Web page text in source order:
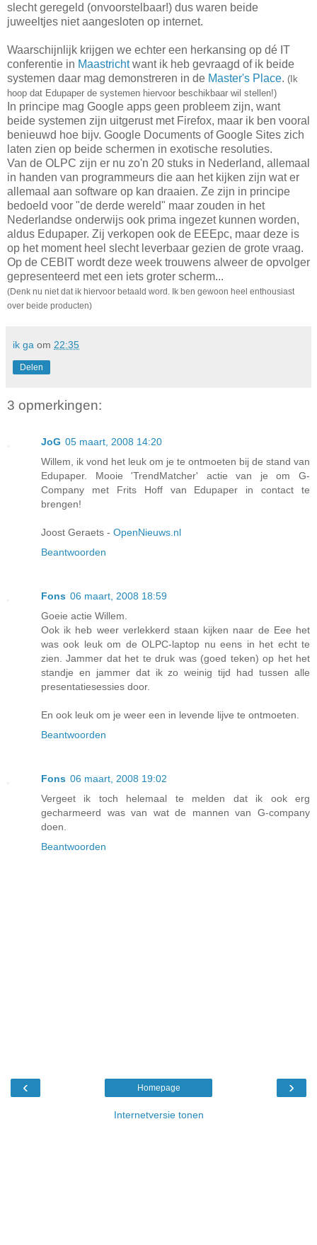
slecht geregeld (onvoorstelbaar!) dus waren beide
juweeltjes niet aangesloten op internet.
Waarschijnlijk krijgen we echter een herkansing op dé IT
conferentie in Maastrichtwant ik heb gevraagd of ik beide
systemen daar mag demonstreren in de Master's Place. (Ik
hoop dat Edupaper de systemen hiervoor beschikbaar wil stellen!)
In principe mag Google apps geen probleem zijn, want
beide systemen zijn uitgerust met Firefox, maar ik ben vooral
benieuwd hoe bijv. Google Documents of Google Sites zich
laten zien op beide schermen in exotische resoluties.
Van de OLPC zijn er nu zo'n 20 stuks in Nederland, allemaal
in handen van programmeurs die aan het kijken zijn wat er
allemaal aan software op kan draaien. Ze zijn in principe
bedoeld voor "de derde wereld" maar zouden in het
Nederlandse onderwijs ook prima ingezet kunnen worden,
aldus Edupaper. Zij verkopen ook de EEEpc, maar deze is
op het moment heel slecht leverbaar gezien de grote vraag.
Op de CEBIT wordt deze week trouwens alweer de opvolger
gepresenteerd met een iets groter scherm...
(Denk nu niet dat ik hiervoor betaald word. Ik ben gewoon heel enthousiast
over beide producten)
ik ga om 22:35
Delen
3 opmerkingen:
JoG 05 maart, 2008 14:20
Willem, ik vond het leuk om je te ontmoeten bij de stand van
Edupaper. Mooie 'TrendMatcher' actie van je om G-
Company met Frits Hoff van Edupaper in contact te
brengen!
Joost Geraets - OpenNieuws.nl
Beantwoorden
Fons 06 maart, 2008 18:59
Goeie actie Willem.
Ook ik heb weer verlekkerd staan kijken naar de Eee het
was ook leuk om de OLPC-laptop nu eens in het echt te
zien. Jammer dat het te druk was (goed teken) op het het
standje en jammer dat ik zo weinig tijd had tussen alle
presentatiesessies door.
En ook leuk om je weer een in levende lijve te ontmoeten.
Beantwoorden
Fons 06 maart, 2008 19:02
Vergeet ik toch helemaal te melden dat ik ook erg
gecharmeerd was van wat de mannen van G-company
doen.
Beantwoorden
‹ ›
Homepage
Internetversie tonen